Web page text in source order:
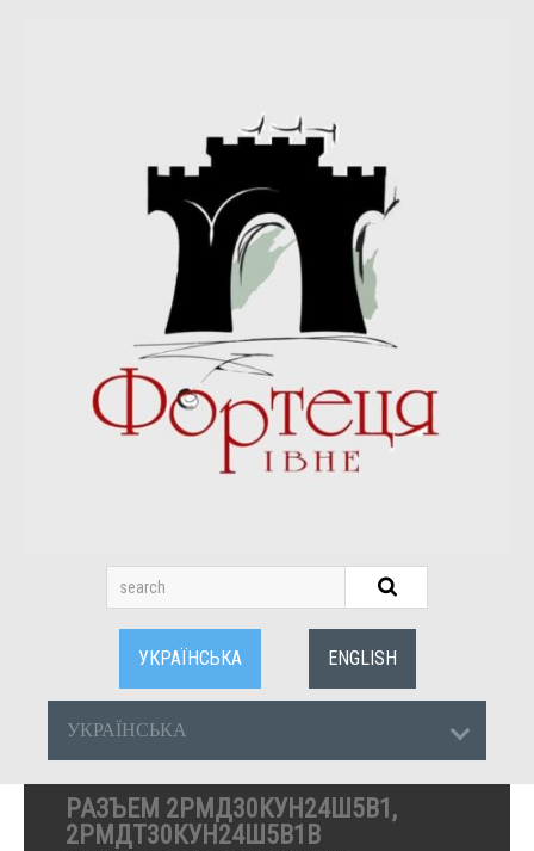
УКРАЇНСЬКА ENGLISH
УКРАЇНСЬКА
РАЗЪЕМ 2РМД30КУН24Ш5В1,
2РМДТ30КУН24Ш5В1В